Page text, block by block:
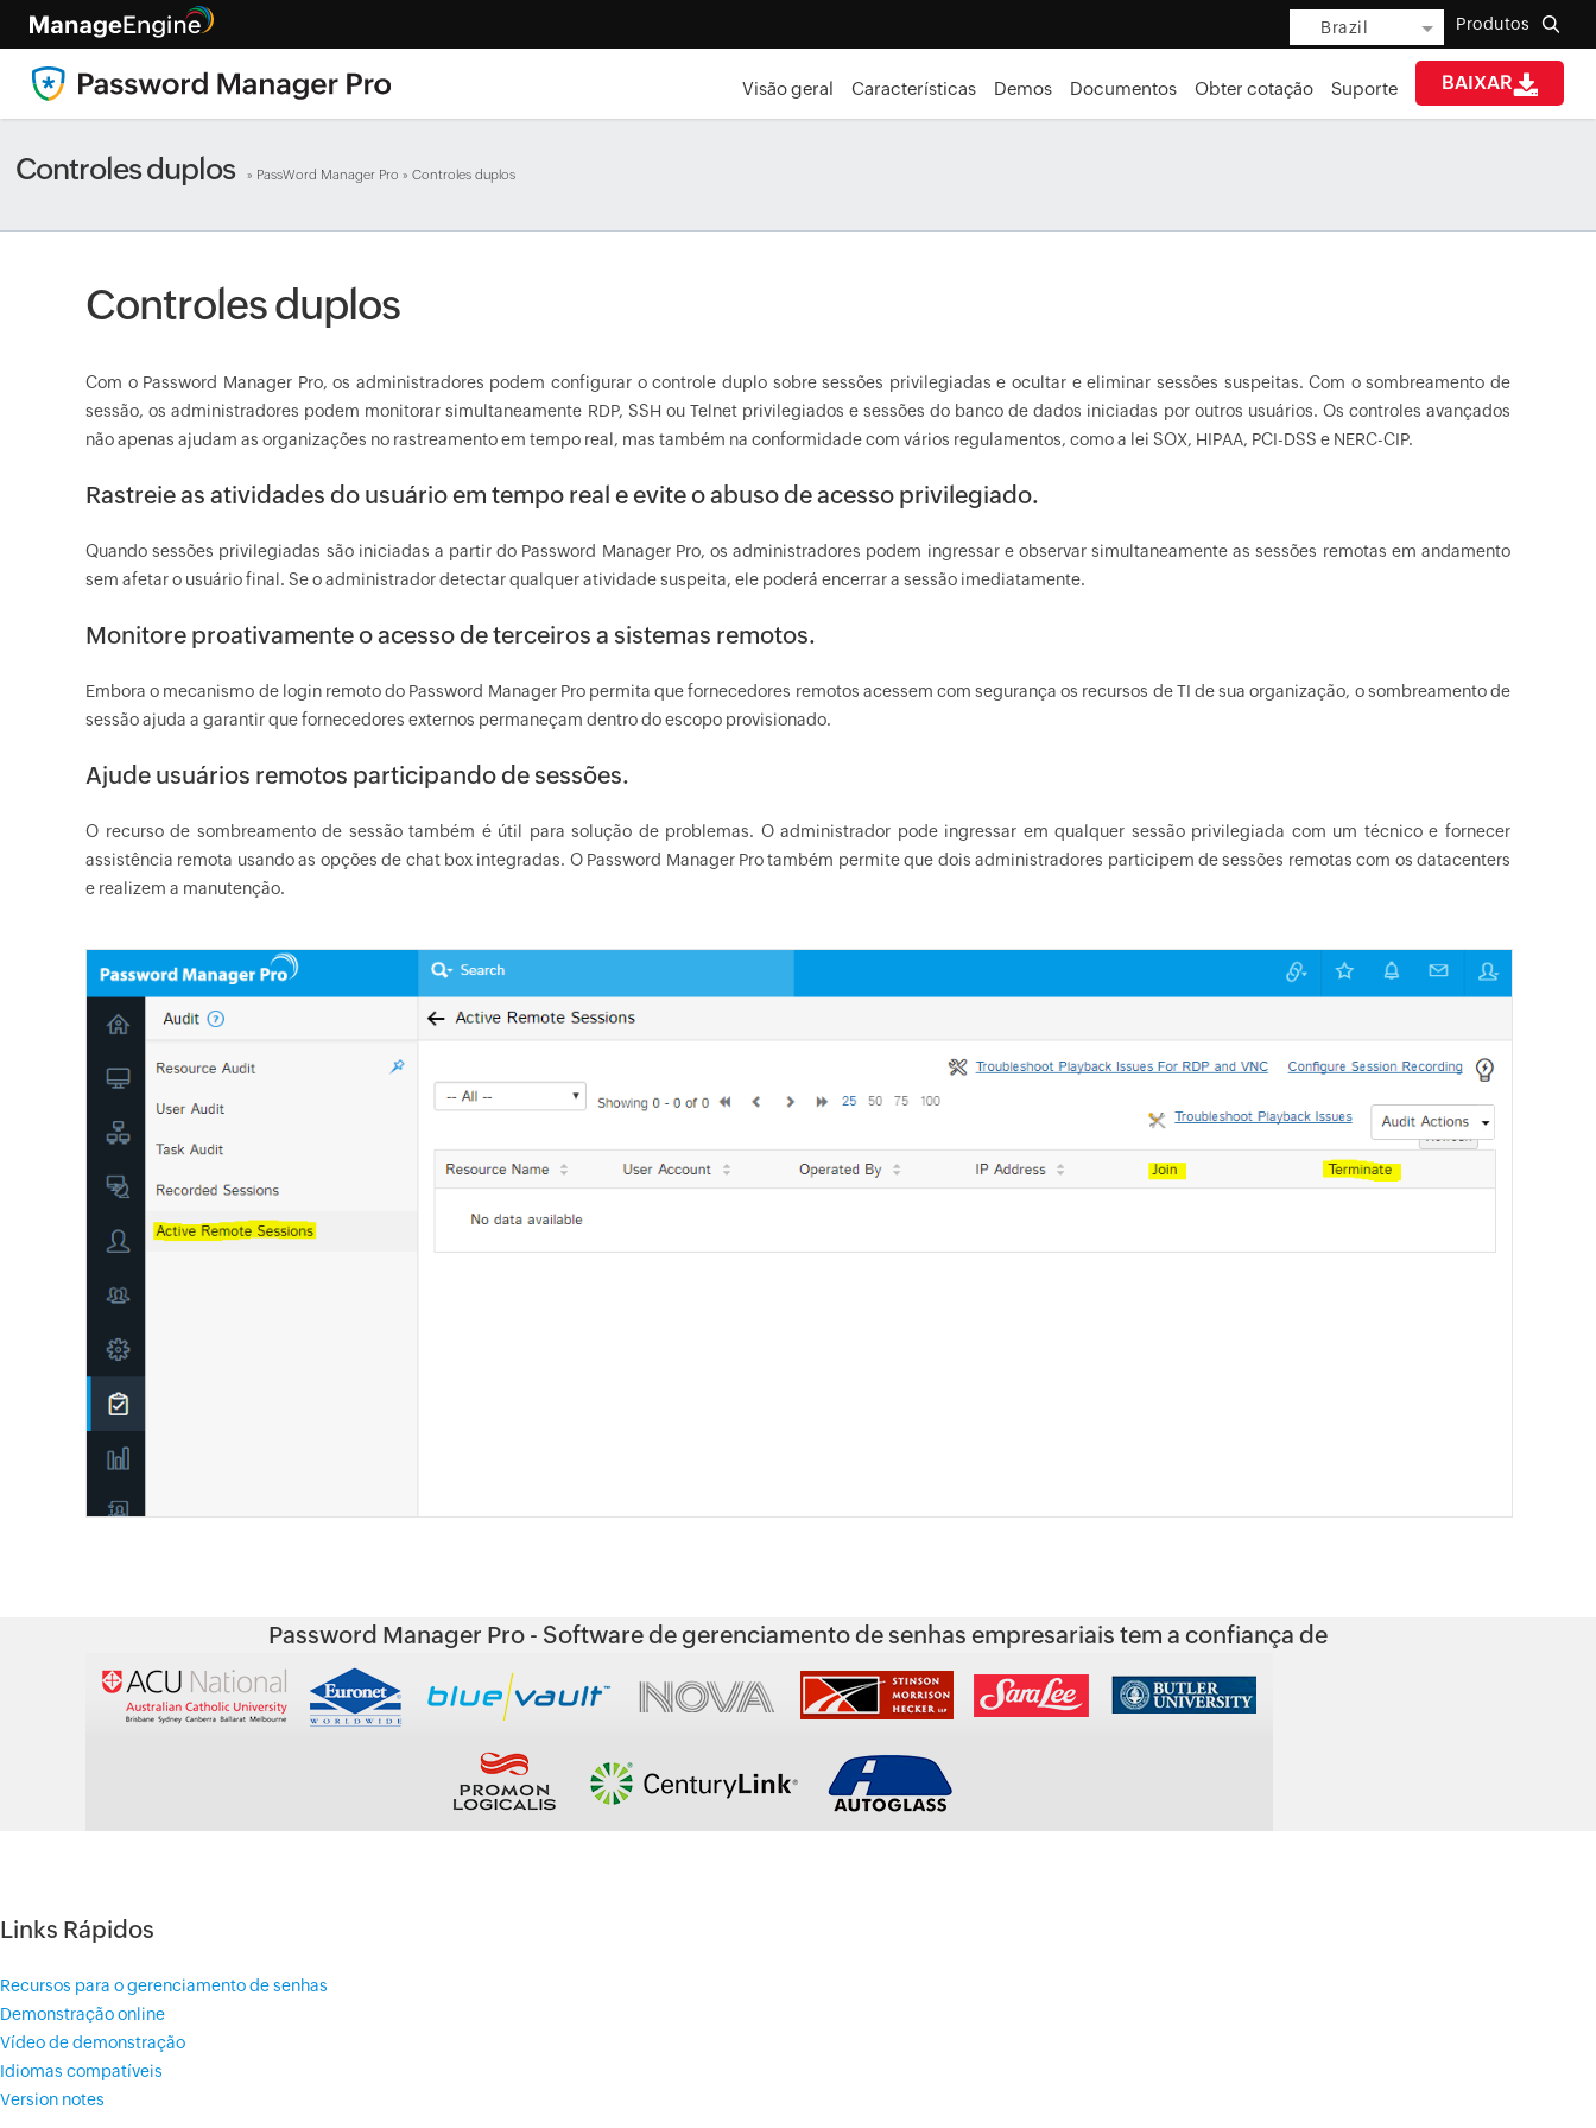
Brazil Produtos
BAIXAR
Visão geral Características Demos Documentos Obter cotação Suporte
Controles duplos » PassWord Manager Pro » Controles duplos
Controles duplos
Com o Password Manager Pro, os administradores podem configurar o controle duplo sobre sessões privilegiadas e ocultar e eliminar sessões suspeitas. Com o sombreamento de
sessão, os administradores podem monitorar simultaneamente RDP, SSH ou Telnet privilegiados e sessões do banco de dados iniciadas por outros usuários. Os controles avançados
não apenas ajudam as organizações no rastreamento em tempo real, mas também na conformidade com vários regulamentos, como a lei SOX, HIPAA, PCI-DSS e NERC-CIP.
Rastreie as atividades do usuário em tempo real e evite o abuso de acesso privilegiado.
Quando sessões privilegiadas são iniciadas a partir do Password Manager Pro, os administradores podem ingressar e observar simultaneamente as sessões remotas em andamento
sem afetar o usuário final. Se o administrador detectar qualquer atividade suspeita, ele poderá encerrar a sessão imediatamente.
Monitore proativamente o acesso de terceiros a sistemas remotos.
Embora o mecanismo de login remoto do Password Manager Pro permita que fornecedores remotos acessem com segurança os recursos de TI de sua organização, o sombreamento de
sessão ajuda a garantir que fornecedores externos permaneçam dentro do escopo provisionado.
Ajude usuários remotos participando de sessões.
O recurso de sombreamento de sessão também é útil para solução de problemas. O administrador pode ingressar em qualquer sessão privilegiada com um técnico e fornecer
assistência remota usando as opções de chat box integradas. O Password Manager Pro também permite que dois administradores participem de sessões remotas com os datacenters
e realizem a manutenção.
Password Manager Pro - Software de gerenciamento de senhas empresariais tem a confiança de
Links Rápidos
Recursos para o gerenciamento de senhas
Demonstração online
Vídeo de demonstração
Idiomas compatíveis
Version notes